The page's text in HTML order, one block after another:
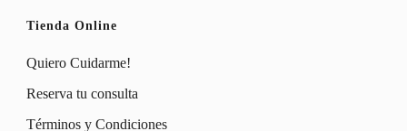
Tienda Online
Quiero Cuidarme!
Reserva tu consulta
Términos y Condiciones